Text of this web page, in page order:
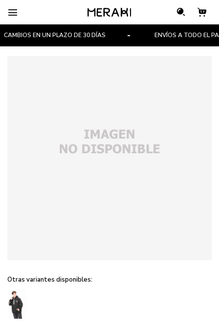

CAMBIOS EN UN PLAZO DE 30 DÍAS ENVÍOS A TODO EL
Otras variantes disponibles: